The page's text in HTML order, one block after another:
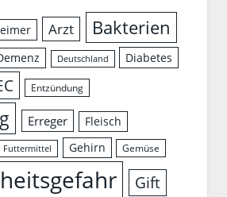
Arzt Bakterien
Deutschland Diabetes
Entzündung
Erreger Fleisch
Futtermittel Gehirn Gemüse
Gift